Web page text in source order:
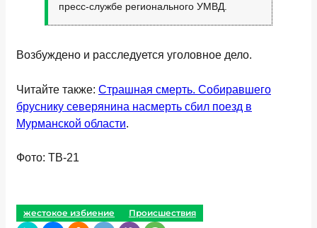
пресс-службе регионального УМВД.
Возбуждено и расследуется уголовное дело.
Читайте также: Страшная смерть. Собиравшего
бруснику северянина насмерть сбил поезд в
Мурманской области.
Фото: ТВ-21
жестокое избиение Происшествия